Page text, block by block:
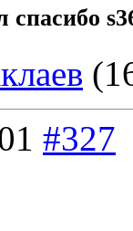
cпасибо
#327